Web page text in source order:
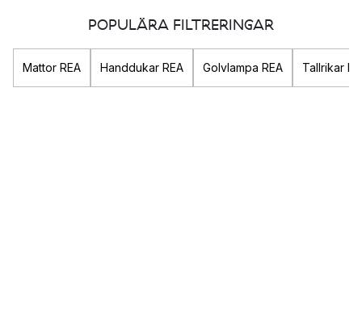
POPULÄRA FILTRERINGAR
Mattor REA Handdukar REA Golvlampa REA Tallrikar